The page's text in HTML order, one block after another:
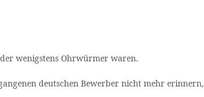
wenigstens Ohrwürmer waren.
deutschen Bewerber nicht mehr